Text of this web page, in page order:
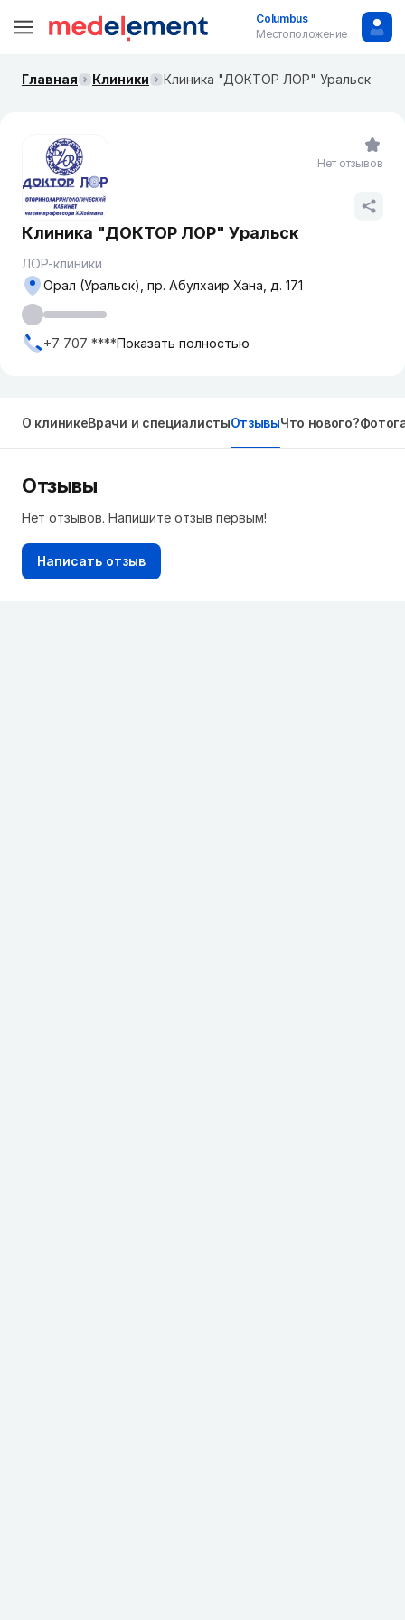
Columbus
Местоположение
Главная Клиники Клиника "ДОКТОР ЛОР" Уральск
Клиника "ДОКТОР ЛОР" Уральск
ЛОР-клиники
Орал (Уральск), пр. Абулхаир Хана, д. 171
+7 707 ****Показать полностью
Нет отзывов
О клиникеВрачи и специалистыОтзывыЧто нового?
Отзывы
Нет отзывов. Напишите отзыв первым!
Написать отзыв